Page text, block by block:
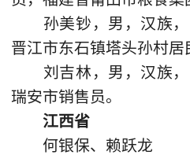
孙美钞，男，汉族，
晋江市东石镇塔头孙村居
刘吉林，男，汉族，
瑞安市销售员。
江西省
何银保、赖跃龙